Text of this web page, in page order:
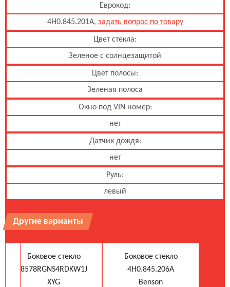
Еврокод:
4H0.845.201A, задать вопрос по товару
Цвет стекла:
Зеленое с солнцезащитой
Цвет полосы:
Зеленая полоса
Окно под VIN номер:
нет
Датчик дождя:
нет
Руль:
левый
Другие варианты
Боковое стекло
8578RGNS4RDKW1J
XYG
Боковое стекло
4H0.845.206A
Benson